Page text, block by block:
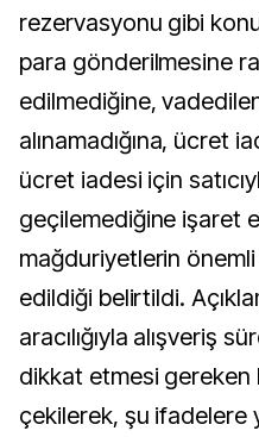
rezervasyonu gibi
para gönderilmesine
edilmediğine,
alınamadığına, ücret
ücret iadesi için
geçilemediğine işaret
mağduriyetlerin önemli
edildiği belirtildi.
aracılığıyla alışveriş
dikkat etmesi
çekilerek, şu ifadelere